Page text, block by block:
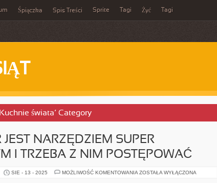
Śpiączka Spis Treści Sprite Tagi Żyć Tagi
świata’ Category
JEST NARZĘDZIEM SUPER
I TRZEBA Z NIM POSTĘPOWAĆ
SIE - 13 - 2025 MOŻLIWOŚĆ KOMENTOWANIA PROCESOR
ZOSTAŁA WYŁĄCZONA